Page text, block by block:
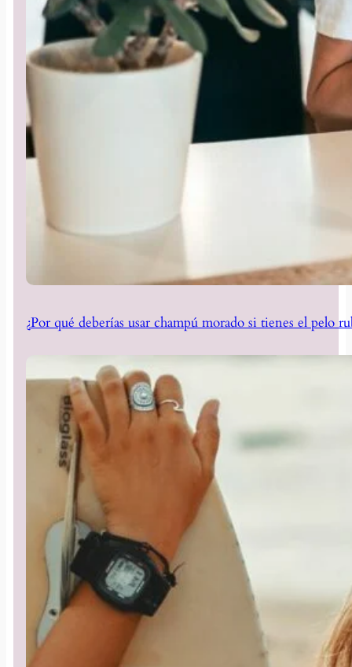
¿Por qué deberías usar champú morado si tienes el pelo